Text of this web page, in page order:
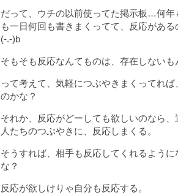
だって、ウチの以前使ってた掲示板…何年
も一日何回も書きまくってて、反応があ
(-.-)b
そもそも反応なんてものは、存在しないも
って考えて、気軽につぶやきまくってれ
のかな？
それか、反応がどーしても欲しいのなら
人たちのつぶやきに、反応しまくる。
そうすれば、相手も反応してくれるよう
な？
反応が欲しけりゃ自分も反応する。